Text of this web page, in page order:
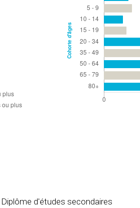
Diplôme d'études secondaires